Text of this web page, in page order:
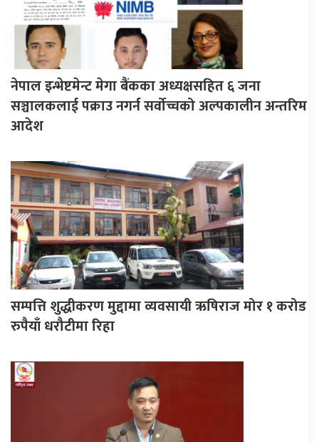
नेपाल इन्भेष्टमेन्ट मेगा बैंकका अध्यक्षसहित ६ जना
सञ्चालकलाई पक्राउ नगर्न सर्वोच्चको अल्पकालीन अन्तरिम
आदेश
सम्पत्ति शुद्धीकरण मुद्दामा व्यवसायी ऋषिराज मोर १ करोड
रुपैयाँ धरौटीमा रिहा